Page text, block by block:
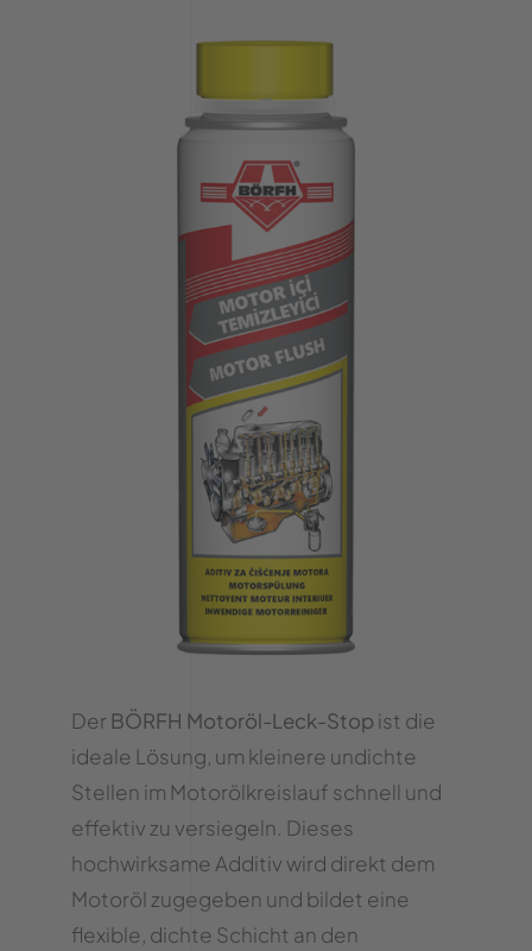
Der BÖRFH Motoröl-Leck-Stop ist die
ideale Lösung, um kleinere undichte
Stellen im Motorölkreislauf schnell und
effektiv zu versiegeln. Dieses
hochwirksame Additiv wird direkt dem
Motoröl zugegeben und bildet eine
flexible, dichte Schicht an den